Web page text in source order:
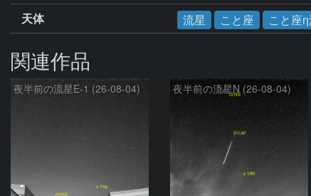
天体
流星 こと座 こと座
関連作品
夜半前の流星E-1 (26-08-04) 夜半前の流星N (26-08-04)